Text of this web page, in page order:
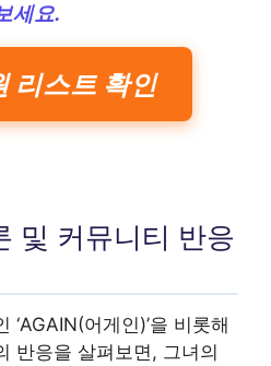
세요.
리스트 확인
및 커뮤니티 반응
‘AGAIN(어게인)’을 비롯해
반응을 살펴보면, 그녀의